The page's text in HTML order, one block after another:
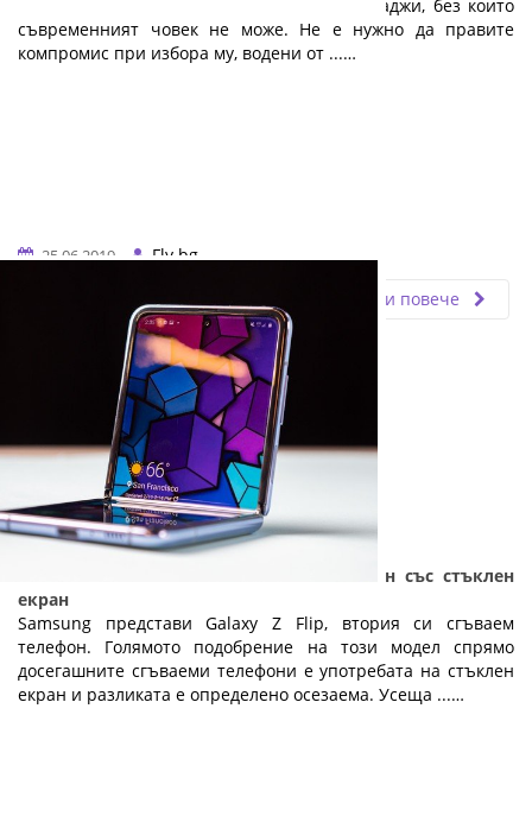
място в класацията на технологичните джаджи, без които
съвременният човек не може. Не е нужно да правите
компромис при избора му, водени от ...…
25.06.2019
Fly.bg
Прочети повече
Samsung Galaxy Z Flip - сгъваем телефон със стъклен
екран
Samsung представи Galaxy Z Flip, втория си сгъваем
телефон. Голямото подобрение на този модел спрямо
досегашните сгъваеми телефони е употребата на стъклен
екран и разликата е определено осезаема. Усеща ...…